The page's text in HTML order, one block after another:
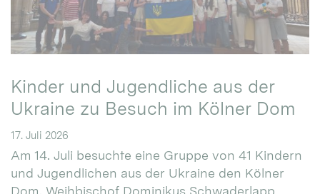
Kinder und Jugendliche aus der
Ukraine zu Besuch im Kölner Dom
17. Juli 2026
Am 14. Juli besuchte eine Gruppe von 41 Kindern
und Jugendlichen aus der Ukraine den Kölner
Dom. Weihbischof Dominikus Schwaderlapp